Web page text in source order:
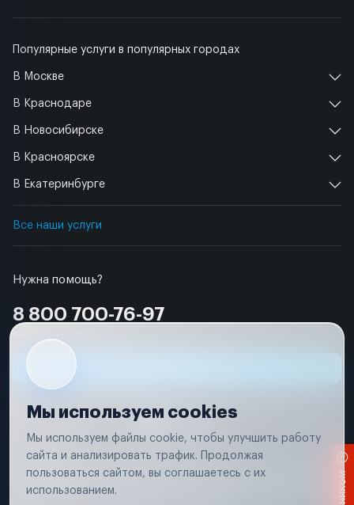
Нужна помощь?
8 800 700-76-97
Популярные услуги в популярных городах
В Москве
В Краснодаре
В Новосибирске
В Красноярске
В Екатеринбурге
Все наши услуги
Условия использования
Вся информация, представленная на сайте, носит исключительно
соответствии с положениями статьи 437 (п. 2) Гражданского кодекса
Мы используем cookies
Мы используем файлы cookie, чтобы улучшить работу
сайта и анализировать трафик. Продолжая
пользоваться сайтом, вы соглашаетесь с их
использованием.